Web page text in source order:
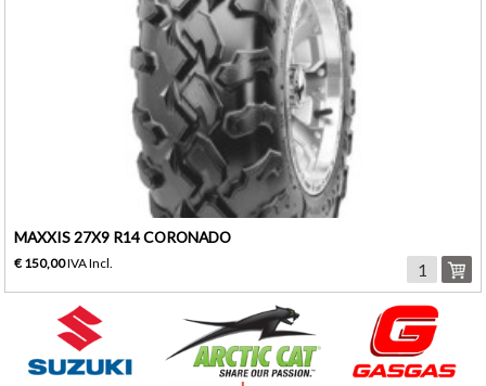
MAXXIS 27X9 R14 CORONADO
€ 150,00IVA Incl.